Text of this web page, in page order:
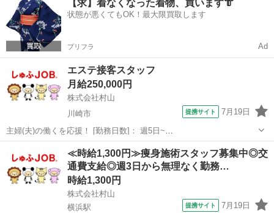
客様の受付やカウンセリング、施術を通じて美容知識を身につけるこ
とができます。 ◆受付・カウ...
【求】着なくなった着物、買います👘
状態が悪くてもOK！最大限買取します
プリフラ Ad
エステ接客スタッフ
月給250,000円
株式会社村山
川崎市
提携サイト 7月19日
主婦(夫)の働くを応援！ [勤務日数]： 週5日~
09:00~22:00/09:00~19:00/12:00~22:00 月/火/水/木/金/土 などから選べ
ます [勤務地・最寄駅]： 神奈川県川崎市高津区溝口2丁目7...
エステ
≪時給1,300円≫痩身施術スタッフ募集中◎交
通費支給◎週3日から無理なく勤務…
時給1,300円
株式会社村山
横浜駅
提携サイト 7月19日